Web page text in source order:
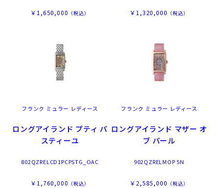
￥1,650,000 （税込） ￥1,320,000 （税込）
フランク ミュラー レディース
ロングアイランド プティ パ
スティーユ
802QZRELCD1PCPSTG_OAC
￥1,760,000 （税込）
フランク ミュラー レディース
ロングアイランド マザー オ
ブ パール
902QZRELMOP 5N
￥2,585,000 （税込）